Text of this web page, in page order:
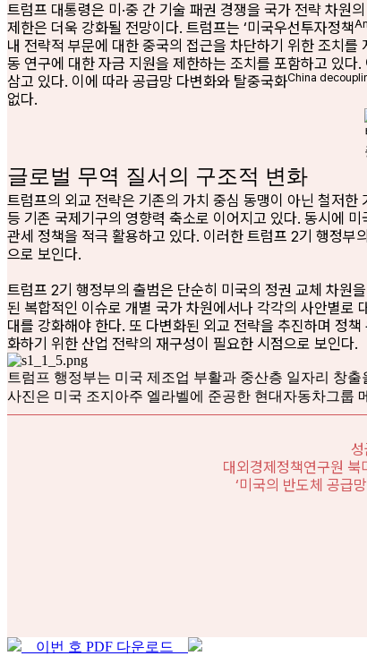
트럼프 대통령은 미·중 간 기술 패권 경쟁을 국가 전략 차원
제한은 더욱 강화될 전망이다. 트럼프는 ‘미국우선투자정책
내 전략적 부문에 대한 중국의 접근을 차단하기 위한 조치
동 연구에 대한 자금 지원을 제한하는 조치를 포함하고 있
삼고 있다. 이에 따라 공급망 다변화와 탈중국화China
없다.
글로벌 무역 질서의 구조적 변화
트럼프의 외교 전략은 기존의 가치 중심 동맹이 아닌 철저
등 기존 국제기구의 영향력 축소로 이어지고 있다. 동시에
관세 정책을 적극 활용하고 있다. 이러한 트럼프 2기 행정부
으로 보인다.
트럼프 2기 행정부의 출범은 단순히 미국의 정권 교체 차원
된 복합적인 이슈로 개별 국가 차원에서나 각각의 사안별로
대를 강화해야 한다. 또 다변화된 외교 전략을 추진하며 정
화하기 위한 산업 전략의 재구성이 필요한 시점으로 보인다.
트럼프 행정부는 미국 제조업 부활과 중산층 일자리 창
사진은 미국 조지아주 엘라벨에 준공한 현대자동차그룹
대외경제정책연구원 북
‘미국의 반도체 공급
이번 호 PDF 다운로드